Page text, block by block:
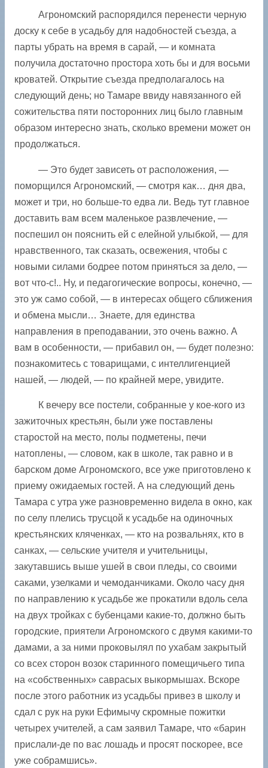
Агрономский распорядился перенести черную
доску к себе в усадьбу для надобностей съезда, а
парты убрать на время в сарай, — и комната
получила достаточно простора хоть бы и для восьми
кроватей. Открытие съезда предполагалось на
следующий день; но Тамаре ввиду навязанного ей
сожительства пяти посторонних лиц было главным
образом интересно знать, сколько времени может он
продолжаться.
— Это будет зависеть от расположения, —
поморщился Агрономский, — смотря как… дня два,
может и три, но больше-то едва ли. Ведь тут главное
доставить вам всем маленькое развлечение, —
поспешил он пояснить ей с елейной улыбкой, — для
нравственного, так сказать, освежения, чтобы с
новыми силами бодрее потом приняться за дело, —
вот что-с!.. Ну, и педагогические вопросы, конечно, —
это уж само собой, — в интересах общего сближения
и обмена мысли… Знаете, для единства
направления в преподавании, это очень важно. А
вам в особенности, — прибавил он, — будет полезно:
познакомитесь с товарищами, с интеллигенцией
нашей, — людей, — по крайней мере, увидите.
К вечеру все постели, собранные у кое-кого из
зажиточных крестьян, были уже поставлены
старостой на место, полы подметены, печи
натоплены, — словом, как в школе, так равно и в
барском доме Агрономского, все уже приготовлено к
приему ожидаемых гостей. А на следующий день
Тамара с утра уже разновременно видела в окно, как
по селу плелись трусцой к усадьбе на одиночных
крестьянских кляченках, — кто на розвальнях, кто в
санках, — сельские учителя и учительницы,
закутавшись выше ушей в свои пледы, со своими
саками, узелками и чемоданчиками. Около часу дня
по направлению к усадьбе же прокатили вдоль села
на двух тройках с бубенцами какие-то, должно быть
городские, приятели Агрономского с двумя какими-то
дамами, а за ними проковылял по ухабам закрытый
со всех сторон возок старинного помещичьего типа
на «собственных» саврасых выкормышах. Вскоре
после этого работник из усадьбы привез в школу и
сдал с рук на руки Ефимычу скромные пожитки
четырех учителей, а сам заявил Тамаре, что «барин
прислали-де по вас лошадь и просят поскорее, все
уже собрамшись».